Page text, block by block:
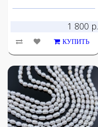
1 800 р.
КУПИТЬ